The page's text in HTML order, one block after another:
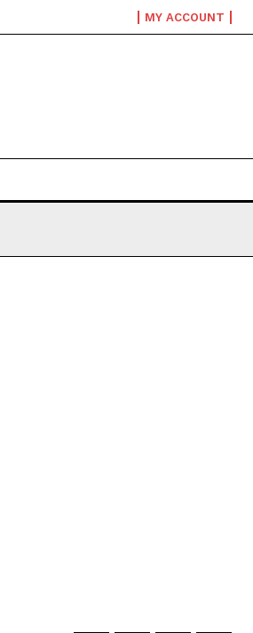
MY ACCOUNT